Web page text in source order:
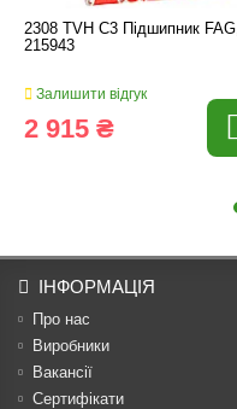
2308 TVH C3 Підшипник FAG,
215943
Залишити відгук
2 915 ₴
ІНФОРМАЦІЯ
Про нас
Виробники
Вакансії
Сертифікати